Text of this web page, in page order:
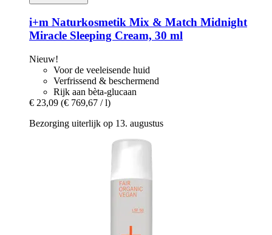
i+m Naturkosmetik Mix & Match Midnight
Miracle Sleeping Cream, 30 ml
Nieuw!
Voor de veeleisende huid
Verfrissend & beschermend
Rijk aan bèta-glucaan
€ 23,09 (€ 769,67 / l)
Bezorging uiterlijk op 13. augustus